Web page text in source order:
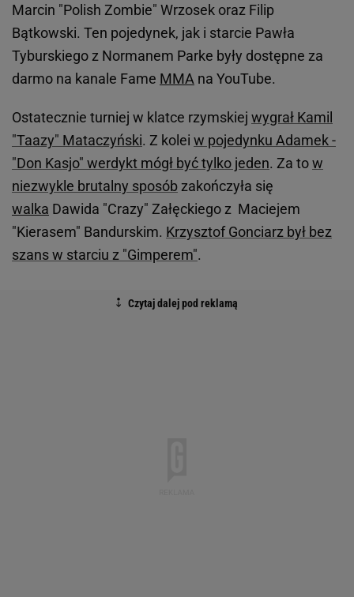
Marcin "Polish Zombie" Wrzosek oraz Filip
Bątkowski. Ten pojedynek, jak i starcie Pawła
Tyburskiego z Normanem Parke były dostępne za
darmo na kanale Fame MMA na YouTube.
Ostatecznie turniej w klatce rzymskiej wygrał Kamil
"Taazy" Mataczyński. Z kolei w pojedynku Adamek -
"Don Kasjo" werdykt mógł być tylko jeden. Za tow
niezwykle brutalny sposób zakończyła się
walka Dawida "Crazy" Załęckiego z Maciejem
"Kierasem" Bandurskim. Krzysztof Gonciarz był bez
szans w starciu z "Gimperem".